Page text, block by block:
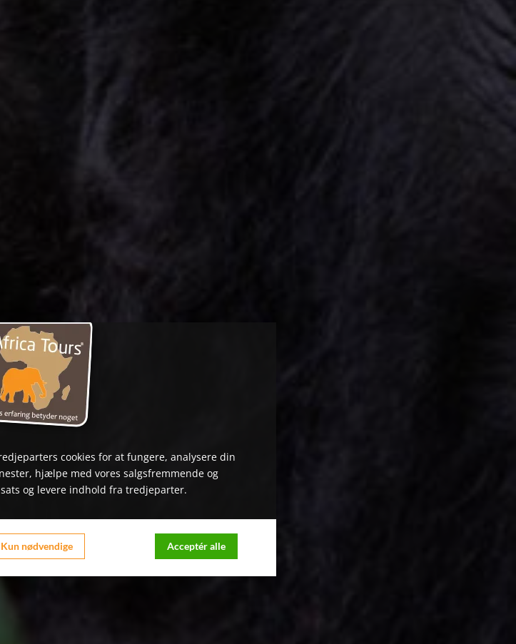
cookies for at fungere, analysere din
hjælpe med vores salgsfremmende og
og levere indhold fra tredjeparter.
Kun nødvendige Acceptér alle